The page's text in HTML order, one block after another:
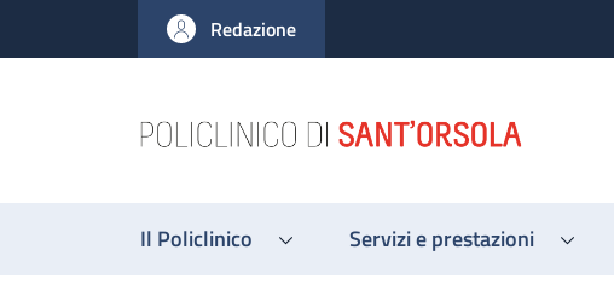
al contenuto principale
to footer content
Redazione
Il Policlinico Servizi e prestazioni